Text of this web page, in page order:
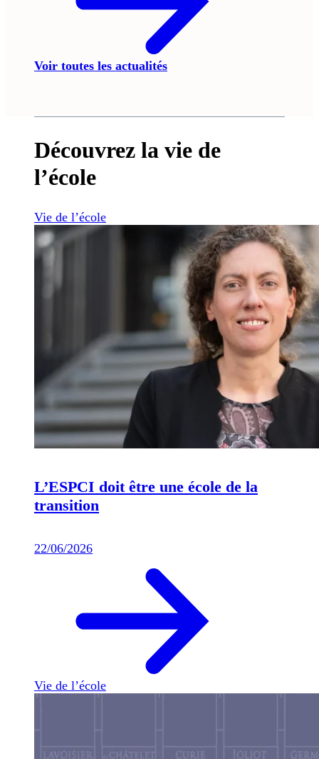
Voir toutes les actualités
Découvrez la vie de
l’école
Vie de l’école
L’ESPCI doit être une école de la
transition
22/06/2026
Vie de l’école